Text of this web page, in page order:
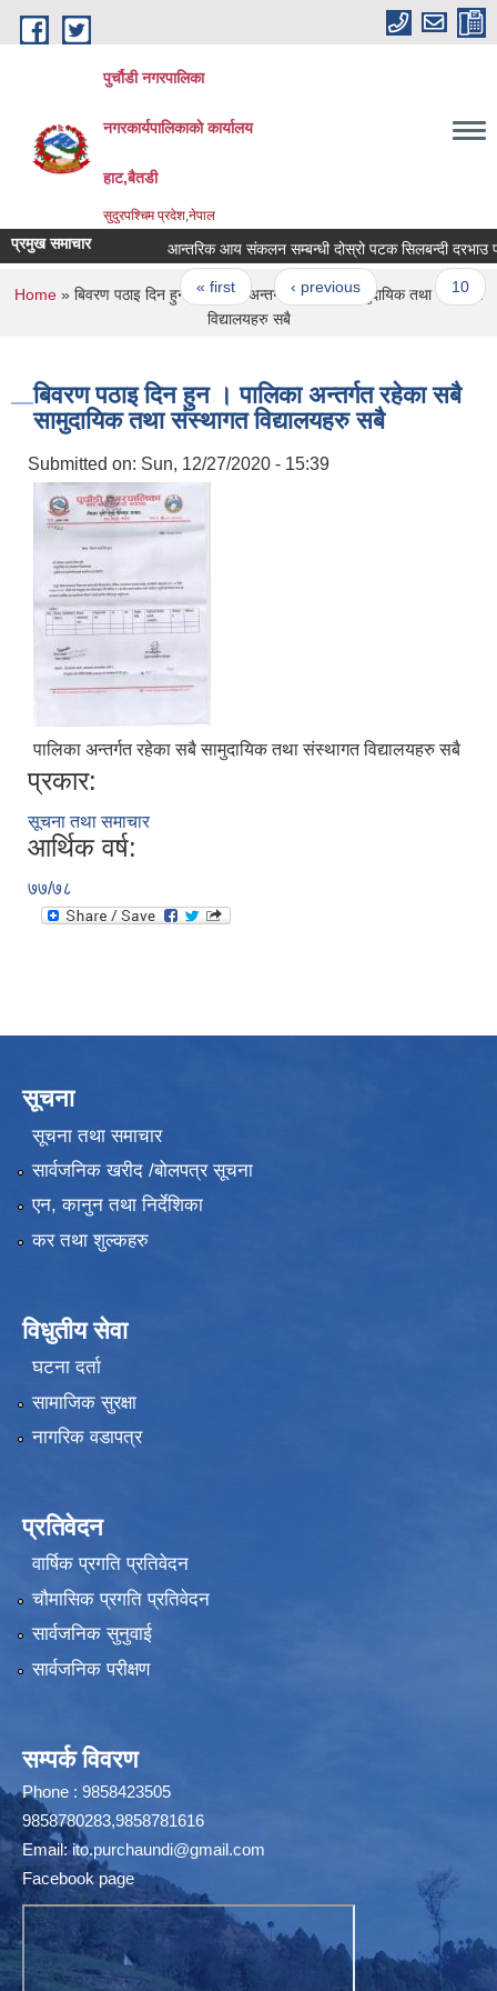
Skip to main content
पुर्चौडी नगरपालिका
नगरकार्यपालिकाकाे कार्यालय
हाट,बैतडी
सुदुरपश्चिम प्रदेश,नेपाल
प्रमुख समाचार आन्तरिक आय संकलन सम्बन्धी दोस्रो पटक सिलबन्दी दरभाउ
Pages
« first ‹ previous …
You are here
Home» बिवरण पठाइ दिन हुन । पालिका अन्तर्गत रहेका सबै सामुदायिक तथा स‌ंस्थागत
विद्यालयहरु सबै
बिवरण पठाइ दिन हुन । पालिका अन्तर्गत रहेका सबै
सामुदायिक तथा स‌ंस्थागत विद्यालयहरु सबै
Submitted on: Sun, 12/27/2020 - 15:39
पालिका अन्तर्गत रहेका सबै सामुदायिक तथा स‌ंस्थागत विद्यालयहरु सबै
प्रकार:
सूचना तथा समाचार
आर्थिक वर्ष:
७७/७८
सूचना
सूचना तथा समाचार
सार्वजनिक खरीद /बोलपत्र सूचना
एन, कानुन तथा निर्देशिका
कर तथा शुल्कहरु
विधुतीय सेवा
घटना दर्ता
सामाजिक सुरक्षा
नागरिक वडापत्र
प्रतिवेदन
वार्षिक प्रगति प्रतिवेदन
चौमासिक प्रगति प्रतिवेदन
सार्वजनिक सुनुवाई
सार्वजनिक परीक्षण
सम्पर्क विवरण
Phone : 9858423505
9858780283,9858781616
Email:ito.purchaundi@gmail.com
Facebook page